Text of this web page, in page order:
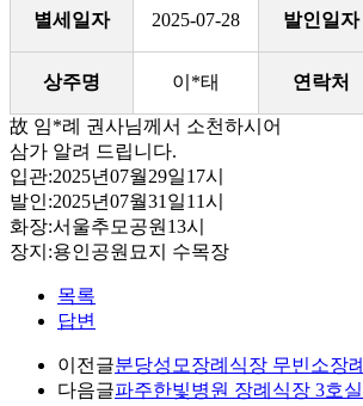
별세일자 2025-07-28 발인일자
상주명 이*태 연락처
故 임*례 권사님께서 소천하시어
삼가 알려 드립니다.
입관:2025년07월29일17시
발인:2025년07월31일11시
화장:서울추모공원13시
장지:용인공원묘지 수목장
목록
답변
이전글분당성모장례식장 무빈소장례
다음글파주한빛병원 장례식장 3호실